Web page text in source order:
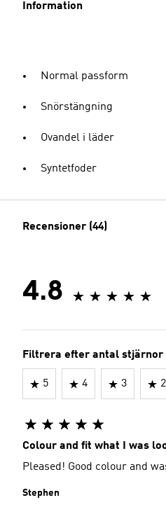
Information
Normal passform
Snörstängning
Ovandel i läder
Syntetfoder
Recensioner (44)
4.8
Filtrera efter antal stjärnor
5 4 3 2
Colour and fit what I was
Pleased! Good colour and
Stephen